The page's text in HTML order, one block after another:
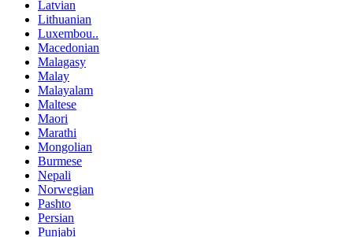
Latvian
Lithuanian
Luxembou..
Macedonian
Malagasy
Malay
Malayalam
Maltese
Maori
Marathi
Mongolian
Burmese
Nepali
Norwegian
Pashto
Persian
Punjabi